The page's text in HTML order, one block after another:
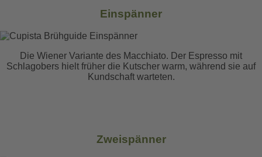
Einspänner
Die Wiener Variante des Macchiato. Der Espresso mit
Schlagobers hielt früher die Kutscher warm, während sie auf
Kundschaft warteten.
Zweispänner